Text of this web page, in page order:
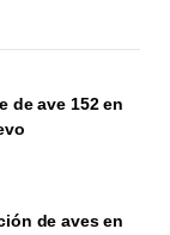
de ave 152 en
de aves en